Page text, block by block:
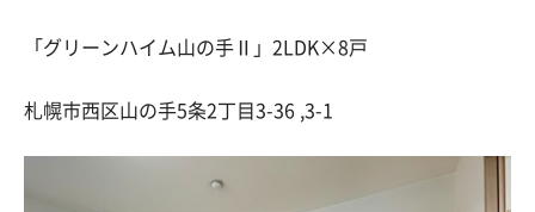
「グリーンハイム山の手Ⅱ」2LDK×8戸
札幌市西区山の手5条2丁目3-36 ,3-1